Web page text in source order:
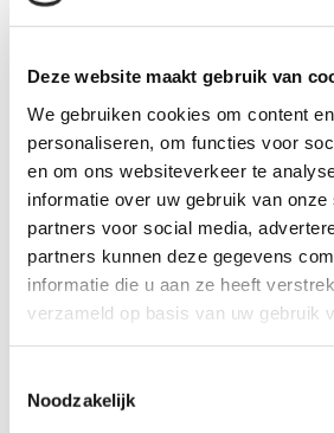
Deze website maakt gebruik van
We gebruiken cookies om content
personaliseren, om functies voor
en om ons websiteverkeer te
informatie over uw gebruik van onze
partners voor social media,
partners kunnen deze gegevens
informatie die u aan ze heeft
verzameld op basis van uw gebruik
Noodzakelijk
TK147
Kleur
Formaat: 26 - 30 cm